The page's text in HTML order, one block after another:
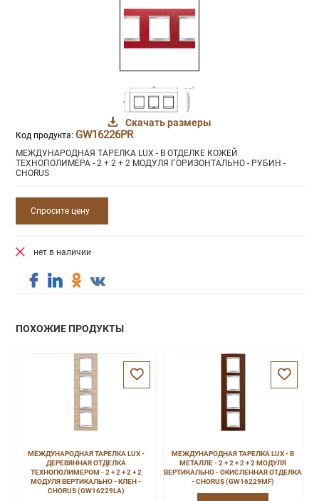
Скачать размеры
Код продукта: GW16226PR
МЕЖДУНАРОДНАЯ ТАРЕЛКА LUX - В ОТДЕЛКЕ КОЖЕЙ
ТЕХНОПОЛИМЕРА - 2 + 2 + 2 МОДУЛЯ ГОРИЗОНТАЛЬНО - РУБИН -
CHORUS
Спросите цену
нет в наличии
ПОХОЖИЕ ПРОДУКТЫ
МЕЖДУНАРОДНАЯ ТАРЕЛКА LUX -
ДЕРЕВЯННАЯ ОТДЕЛКА
ТЕХНОПОЛИМЕРОМ - 2 + 2 + 2 + 2
МОДУЛЯ ВЕРТИКАЛЬНО - КЛЕН -
CHORUS (GW16229LA)
МЕЖДУНАРОДНАЯ ТАРЕЛКА LUX - В
МЕТАЛЛЕ - 2 + 2 + 2 + 2 МОДУЛЯ
ВЕРТИКАЛЬНО - ОКИСЛЕННАЯ ОТДЕЛКА
- CHORUS (GW16229MF)